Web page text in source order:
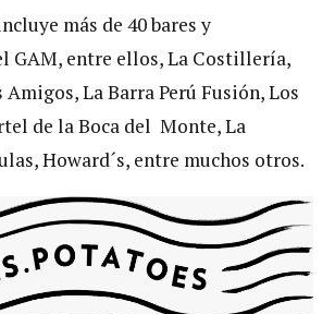
más de 40 bares y
GAM, entre ellos, La Costillería,
La Barra Perú Fusión, Los
de la Boca del Monte, La
Howard´s, entre muchos otros.